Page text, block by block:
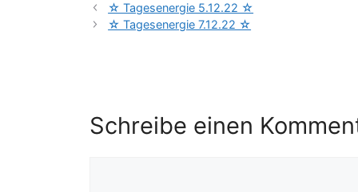
☆ Tagesenergie 5.12.22 ☆
☆ Tagesenergie 7.12.22 ☆
Schreibe einen